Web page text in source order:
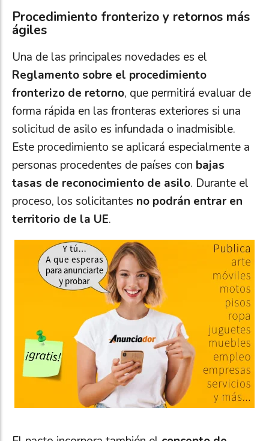
Procedimiento fronterizo y retornos más
ágiles
Una de las principales novedades es el
Reglamento sobre el procedimiento
fronterizo de retorno, que permitirá evaluar de
forma rápida en las fronteras exteriores si una
solicitud de asilo es infundada o inadmisible.
Este procedimiento se aplicará especialmente a
personas procedentes de países con bajas
tasas de reconocimiento de asilo. Durante el
proceso, los solicitantes no podrán entrar en
territorio de la UE.